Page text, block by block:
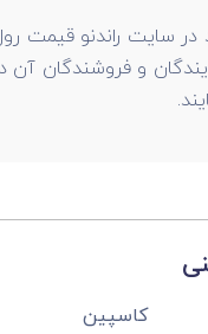
و فروشندگان آن
کاسپین